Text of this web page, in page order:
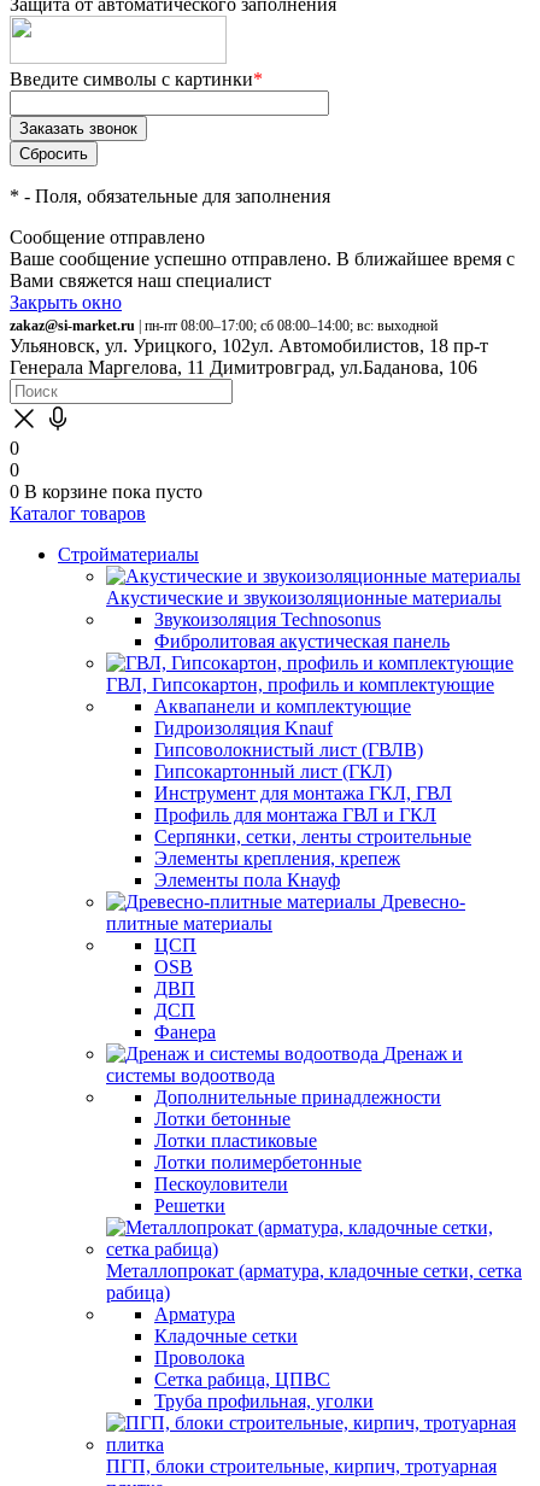
Защита от автоматического заполнения
Введите символы с картинки*
* - Поля, обязательные для заполнения
Сообщение отправлено
Ваше сообщение успешно отправлено. В ближайшее время с
Вами свяжется наш специалист
Закрыть окно
zakaz@si-market.ru | пн-пт 08:00–17:00; сб 08:00–14:00; вс: выходной
Ульяновск, ул. Урицкого, 102ул. Автомобилистов, 18 пр-т
Генерала Маргелова, 11 Димитровград, ул.Баданова, 106
0
0
0 В корзине пока пусто
Каталог товаров
Стройматериалы
Акустические и звукоизоляционные материалы
Звукоизоляция Technosonus
Фибролитовая акустическая панель
ГВЛ, Гипсокартон, профиль и комплектующие
Аквапанели и комплектующие
Гидроизоляция Knauf
Гипсоволокнистый лист (ГВЛВ)
Гипсокартонный лист (ГКЛ)
Инструмент для монтажа ГКЛ, ГВЛ
Профиль для монтажа ГВЛ и ГКЛ
Серпянки, сетки, ленты строительные
Элементы крепления, крепеж
Элементы пола Кнауф
Древесно-
плитные материалы
ЦСП
OSB
ДВП
ДСП
Фанера
Дренаж и
системы водоотвода
Дополнительные принадлежности
Лотки бетонные
Лотки пластиковые
Лотки полимербетонные
Пескоуловители
Решетки
Металлопрокат (арматура, кладочные сетки, сетка
рабица)
Арматура
Кладочные сетки
Проволока
Сетка рабица, ЦПВС
Труба профильная, уголки
ПГП, блоки строительные, кирпич, тротуарная